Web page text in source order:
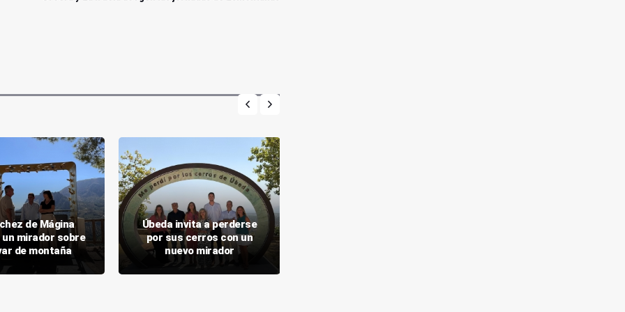
de Mágina
mirador sobre
de montaña
Úbeda invita a perderse
por sus cerros con un
nuevo mirador